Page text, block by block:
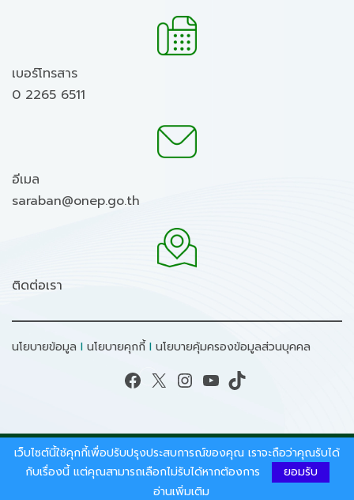
เบอร์โทรสาร
0 2265 6511
อีเมล
saraban@onep.go.th
ติดต่อเรา
นโยบายข้อมูล I นโยบายคุกกี้ I นโยบายคุ้มครองข้อมูลส่วนบุคคล
Facebook X Instagram YouTube TikTok
สงวนลิขสิทธิ์ © 2026 - สำนักงานนโยบายและแผน
ทรัพยากรธรรมชาติและสิ่งแวดล้อม.
เว็บไซต์นี้ใช้คุกกี้เพื่อปรับปรุงประสบการณ์ของคุณ เราจะถือว่าคุณรับได้
กับเรื่องนี้ แต่คุณสามารถเลือกไม่รับได้หากต้องการ
ยอมรับ
อ่านเพิ่มเติม